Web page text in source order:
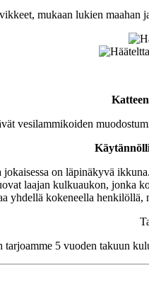
mukaan lukien
vesilammikoiden
on läpinäkyvä
laajan kulkuaukon,
yhdellä kokeneella
tarjoamme 5 vuoden takuun